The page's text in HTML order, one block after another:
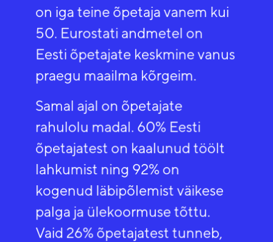
on iga teine õpetaja vanem kui
50. Eurostati andmetel on
Eesti õpetajate keskmine vanus
praegu maailma kõrgeim.
Samal ajal on õpetajate
rahulolu madal. 60% Eesti
õpetajatest on kaalunud töölt
lahkumist ning 92% on
kogenud läbipõlemist väikese
palga ja ülekoormuse tõttu.
Vaid 26% õpetajatest tunneb,